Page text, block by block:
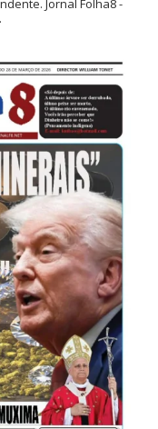
Jornal Folha8 -